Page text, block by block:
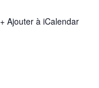
+ Ajouter à iCalendar